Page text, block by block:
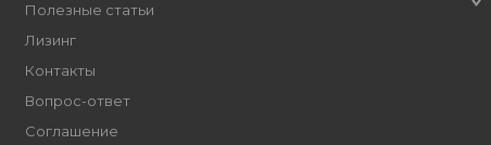
Полезные статьи
Лизинг
Контакты
Вопрос-ответ
Соглашение